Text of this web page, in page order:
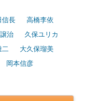
信長
高橋李依
治
久保ユリカ
二
大久保瑠美
岡本信彦